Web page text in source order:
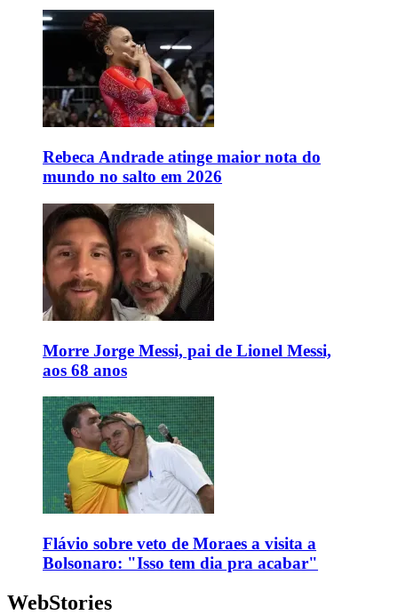
Rebeca Andrade atinge maior nota do
mundo no salto em 2026
Morre Jorge Messi, pai de Lionel Messi,
aos 68 anos
Flávio sobre veto de Moraes a visita a
Bolsonaro: "Isso tem dia pra acabar"
WebStories